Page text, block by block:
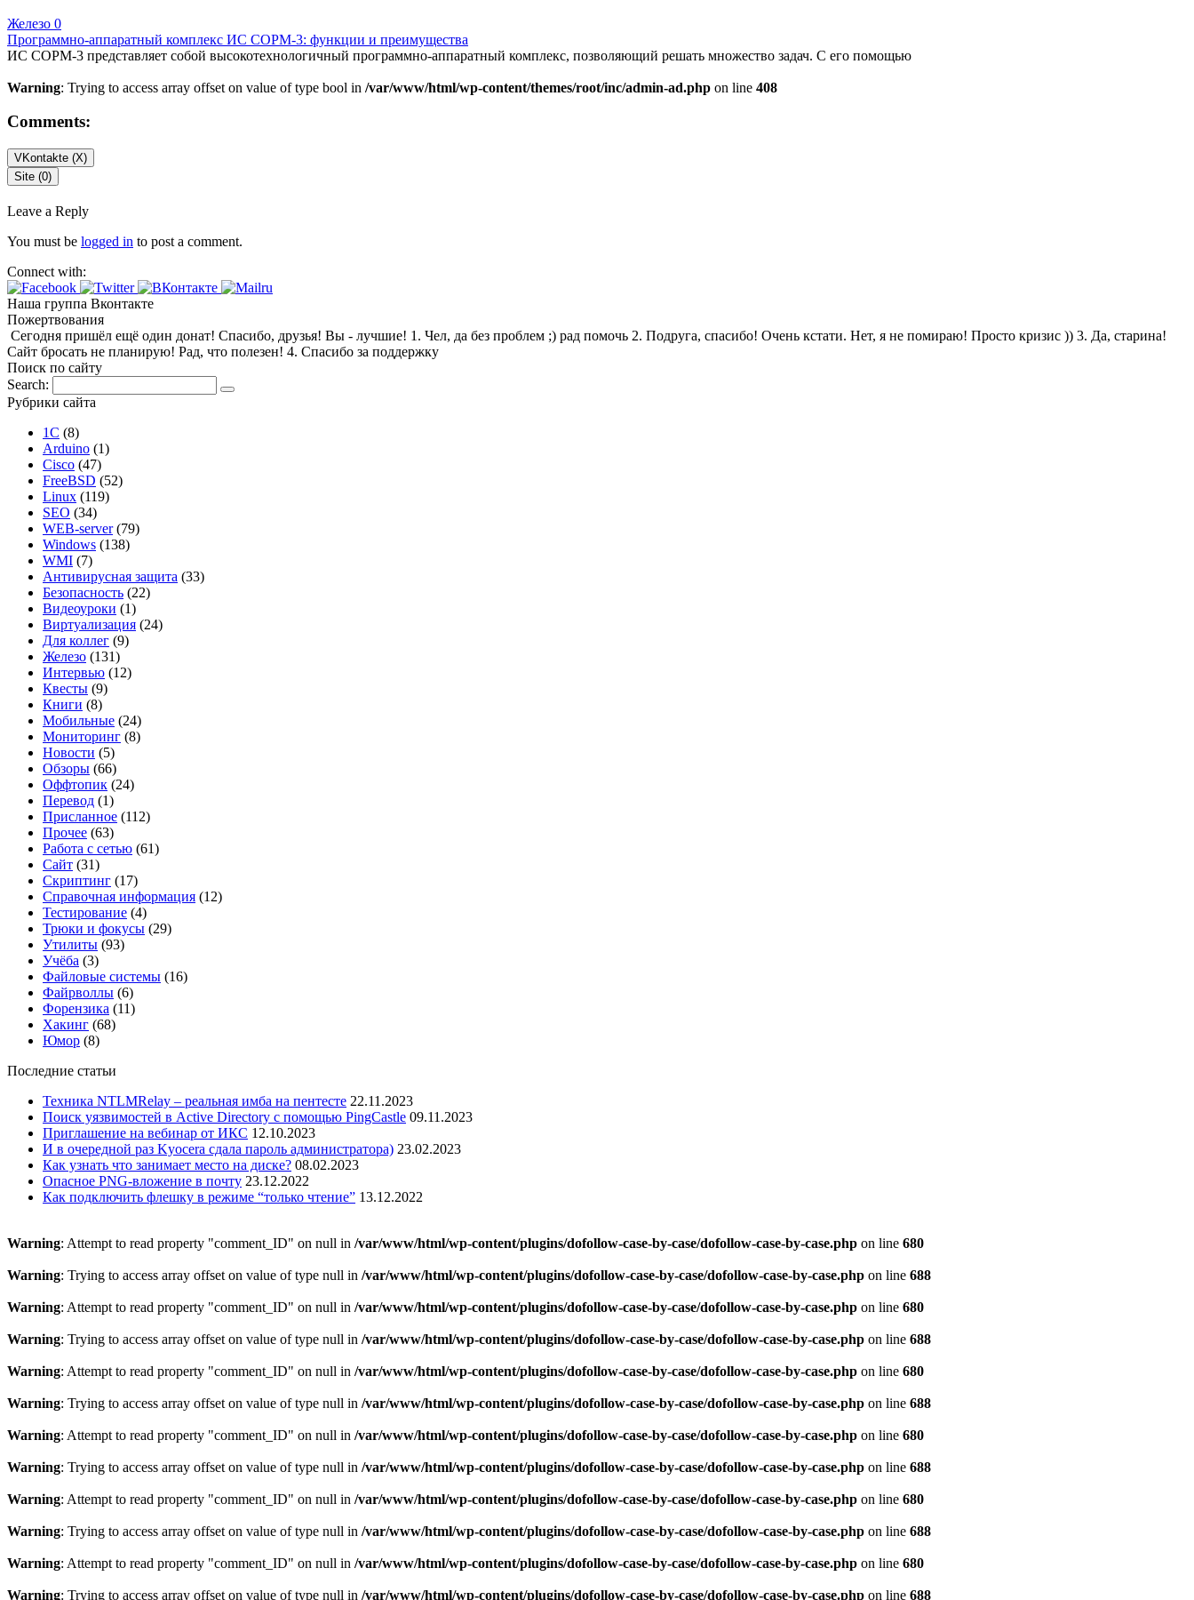
Железо 0
Программно-аппаратный комплекс ИС СОРМ-3: функции и преимущества
ИС СОРМ-3 представляет собой высокотехнологичный программно-аппаратный комплекс, позволяющий решать множество задач. С его помощью
Warning: Trying to access array offset on value of type bool in /var/www/html/wp-content/themes/root/inc/admin-ad.php on line 408
Comments:
VKontakte (X)
Site (0)
Leave a Reply
You must be logged in to post a comment.
Connect with:
Наша группа Вконтакте
Пожертвования
Сегодня пришёл ещё один донат! Спасибо, друзья! Вы - лучшие! 1. Чел, да без проблем ;) рад помочь 2. Подруга, спасибо! Очень кстати. Нет, я не помираю! Просто кризис )) 3. Да, старина!
Сайт бросать не планирую! Рад, что полезен! 4. Спасибо за поддержку
Поиск по сайту
Search:
Рубрики сайта
1С (8)
Arduino (1)
Cisco (47)
FreeBSD (52)
Linux (119)
SEO (34)
WEB-server(79)
Windows (138)
WMI (7)
Антивирусная защита (33)
Безопасность (22)
Видеоуроки (1)
Виртуализация (24)
Для коллег (9)
Железо (131)
Интервью (12)
Квесты (9)
Книги (8)
Мобильные (24)
Мониторинг (8)
Новости (5)
Обзоры (66)
Оффтопик (24)
Перевод (1)
Присланное (112)
Прочее (63)
Работа с сетью (61)
Сайт (31)
Скриптинг (17)
Справочная информация (12)
Тестирование (4)
Трюки и фокусы (29)
Утилиты (93)
Учёба (3)
Файловые системы (16)
Файрволлы (6)
Форензика (11)
Хакинг (68)
Юмор (8)
Последние статьи
Техника NTLMRelay – реальная имба на пентесте 22.11.2023
Поиск уязвимостей в Active Directory с помощью PingCastle 09.11.2023
Приглашение на вебинар от ИКС 12.10.2023
И в очередной раз Kyocera сдала пароль администратора) 23.02.2023
Как узнать что занимает место на диске? 08.02.2023
Опасное PNG-вложение в почту 23.12.2022
Как подключить флешку в режиме “только чтение” 13.12.2022
Warning: Attempt to read property "comment_ID" on null in /var/www/html/wp-content/plugins/dofollow-case-by-case/dofollow-case-by-case.php on line 680
Warning: Trying to access array offset on value of type null in /var/www/html/wp-content/plugins/dofollow-case-by-case/dofollow-case-by-case.php on line 688
Warning: Attempt to read property "comment_ID" on null in /var/www/html/wp-content/plugins/dofollow-case-by-case/dofollow-case-by-case.php on line 680
Warning: Trying to access array offset on value of type null in /var/www/html/wp-content/plugins/dofollow-case-by-case/dofollow-case-by-case.php on line 688
Warning: Attempt to read property "comment_ID" on null in /var/www/html/wp-content/plugins/dofollow-case-by-case/dofollow-case-by-case.php on line 680
Warning: Trying to access array offset on value of type null in /var/www/html/wp-content/plugins/dofollow-case-by-case/dofollow-case-by-case.php on line 688
Warning: Attempt to read property "comment_ID" on null in /var/www/html/wp-content/plugins/dofollow-case-by-case/dofollow-case-by-case.php on line 680
Warning: Trying to access array offset on value of type null in /var/www/html/wp-content/plugins/dofollow-case-by-case/dofollow-case-by-case.php on line 688
Warning: Attempt to read property "comment_ID" on null in /var/www/html/wp-content/plugins/dofollow-case-by-case/dofollow-case-by-case.php on line 680
Warning: Trying to access array offset on value of type null in /var/www/html/wp-content/plugins/dofollow-case-by-case/dofollow-case-by-case.php on line 688
Warning: Attempt to read property "comment_ID" on null in /var/www/html/wp-content/plugins/dofollow-case-by-case/dofollow-case-by-case.php on line 680
Warning: Trying to access array offset on value of type null in /var/www/html/wp-content/plugins/dofollow-case-by-case/dofollow-case-by-case.php on line 688